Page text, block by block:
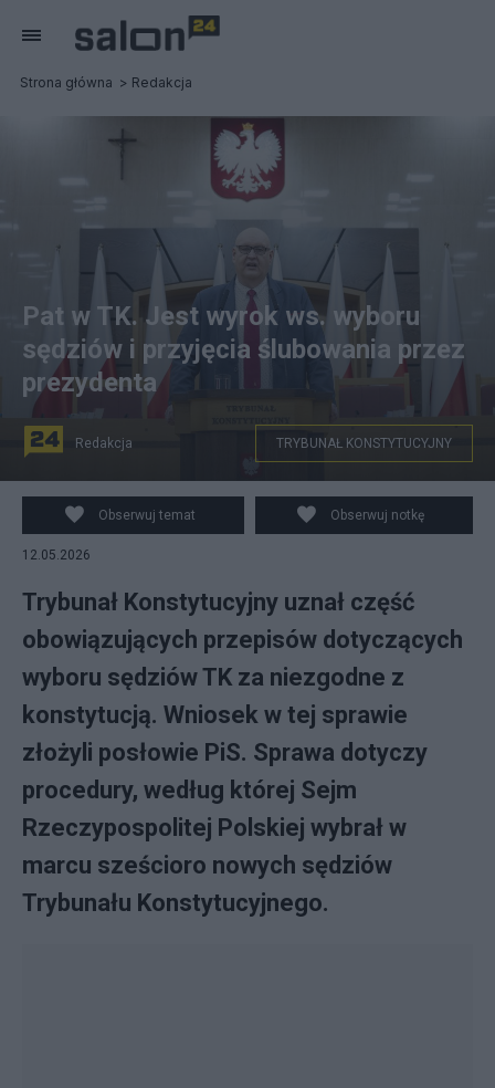
Strona główna Redakcja
Pat w TK. Jest wyrok ws. wyboru
sędziów i przyjęcia ślubowania przez
prezydenta
Redakcja TRYBUNAŁ KONSTYTUCYJNY
Obserwuj temat Obserwuj notkę
12.05.2026
Trybunał Konstytucyjny uznał część
obowiązujących przepisów dotyczących
wyboru sędziów TK za niezgodne z
konstytucją. Wniosek w tej sprawie
złożyli posłowie PiS. Sprawa dotyczy
procedury, według której Sejm
Rzeczypospolitej Polskiej wybrał w
marcu sześcioro nowych sędziów
Trybunału Konstytucyjnego.